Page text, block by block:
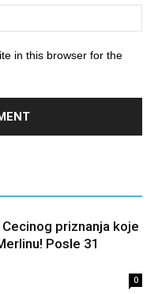
in this browser for the
priznanja koje
Posle 31
0